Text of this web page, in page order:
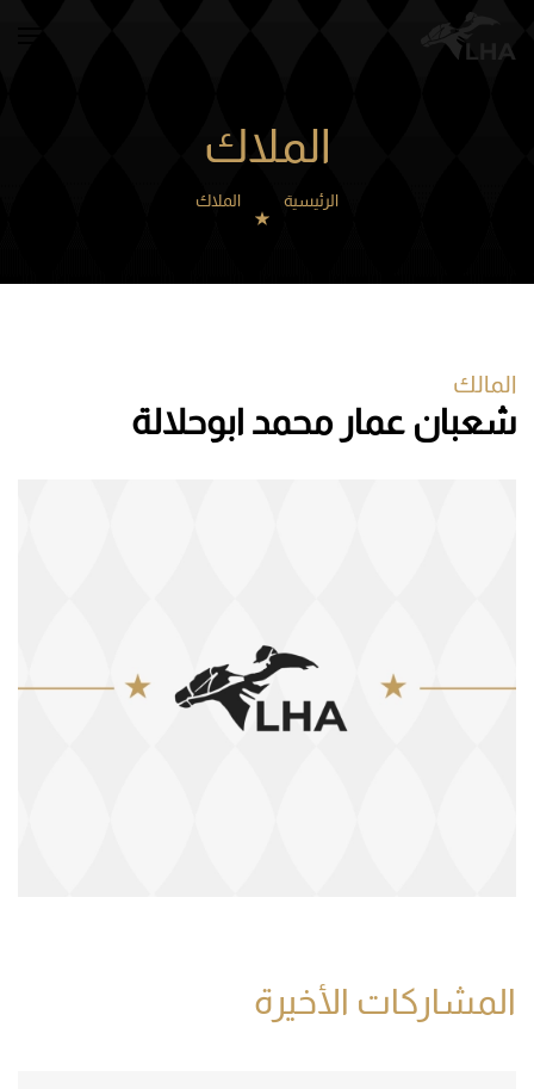
الملاك
الرئيسية الملاك
المالك
شعبان عمار محمد ابوحلالة
المشاركات الأخيرة